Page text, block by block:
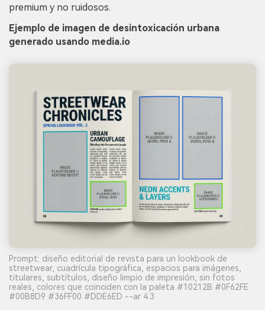
premium y no ruidosos.
Ejemplo de imagen de desintoxicación urbana
generado usando media.io
Prompt: diseño editorial de revista para un lookbook de
streetwear, cuadrícula tipográfica, espacios para imágenes,
titulares, subtítulos, diseño limpio de impresión, sin fotos
reales, colores que coinciden con la paleta #10212B #0F62FE
#00B8D9 #36FF00 #DDE6ED --ar 4:3